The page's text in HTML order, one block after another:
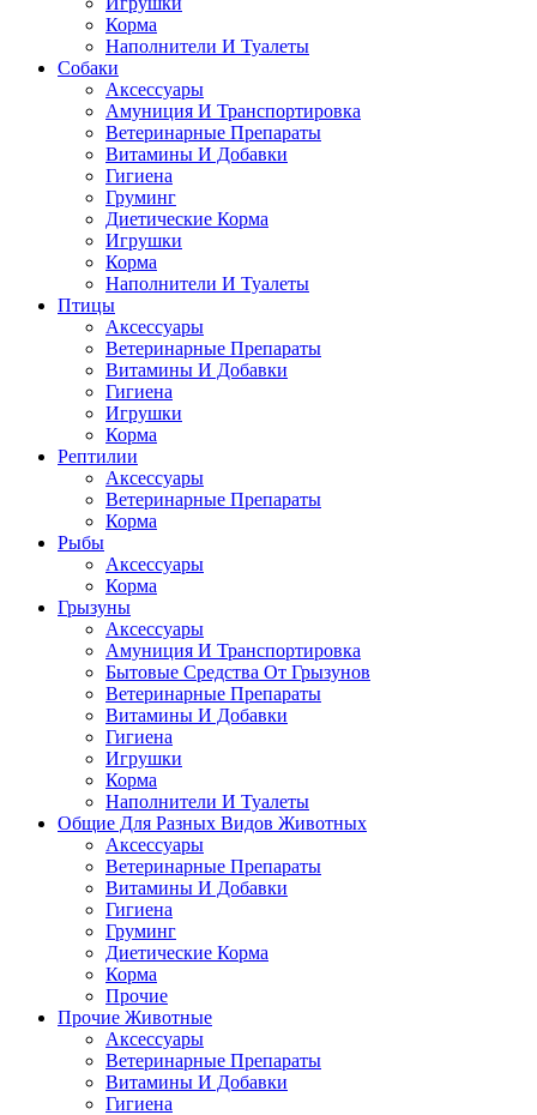
Корма
Наполнители И Туалеты
Собаки
Аксессуары
Амуниция И Транспортировка
Ветеринарные Препараты
Витамины И Добавки
Гигиена
Груминг
Диетические Корма
Игрушки
Корма
Наполнители И Туалеты
Птицы
Аксессуары
Ветеринарные Препараты
Витамины И Добавки
Гигиена
Игрушки
Корма
Рептилии
Аксессуары
Ветеринарные Препараты
Корма
Рыбы
Аксессуары
Корма
Грызуны
Аксессуары
Амуниция И Транспортировка
Бытовые Средства От Грызунов
Ветеринарные Препараты
Витамины И Добавки
Гигиена
Игрушки
Корма
Наполнители И Туалеты
Общие Для Разных Видов Животных
Аксессуары
Ветеринарные Препараты
Витамины И Добавки
Гигиена
Груминг
Диетические Корма
Корма
Прочие
Прочие Животные
Аксессуары
Ветеринарные Препараты
Витамины И Добавки
Гигиена